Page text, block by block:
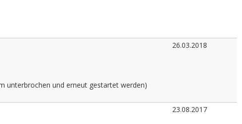
unterbrochen und erneut gestartet werden)
26.03.2018
23.08.2017